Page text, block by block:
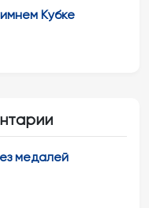
Кубке
медалей